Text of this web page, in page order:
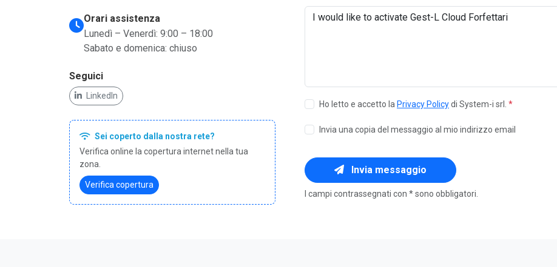
Orari assistenza
Lunedì – Venerdì: 9:00 – 18:00
Sabato e domenica: chiuso
Seguici
LinkedIn
Sei coperto dalla nostra rete?
Verifica online la copertura internet nella tua
zona.
Verifica copertura
Ho letto e accetto la Privacy Policydi System-i srl. *
Invia una copia del messaggio al mio indirizzo email
Invia messaggio
I campi contrassegnati con * sono obbligatori.